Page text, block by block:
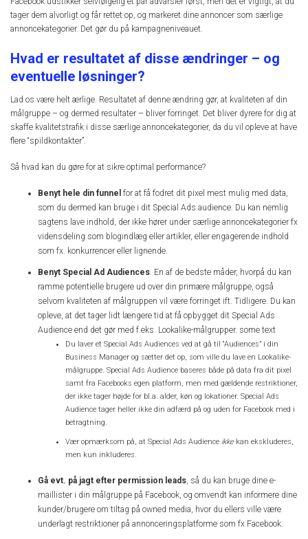
tager dem alvorligt og får rettet op, og markeret dine annoncer som særlige
annoncekategorier. Det gør du på kampagneniveauet.
Hvad er resultatet af disse ændringer – og
eventuelle løsninger?
Lad os være helt ærlige. Resultatet af denne ændring gør, at kvaliteten af din
målgruppe – og dermed resultater – bliver forringet. Det bliver dyrere for dig at
skaffe kvalitetstrafik i disse særlige annoncekategorier, da du vil opleve at have
flere “spildkontakter”.
Så hvad kan du gøre for at sikre optimal performance?
Benyt hele din funnel for at få fodret dit pixel mest mulig med data,
som du dermed kan bruge i dit Special Ads audience. Du kan nemlig
sagtens lave indhold, der ikke hører under særlige annoncekategorier fx
vidensdeling som blogindlæg eller artikler, eller engagerende indhold
som fx. konkurrencer eller lignende.
Benyt Special Ad Audiences . En af de bedste måder, hvorpå du kan
ramme potentielle brugere ud over din primære målgruppe, også
selvom kvaliteten af målgruppen vil være forringet ift. Tidligere. Du kan
opleve, at det tager lidt længere tid at få opbygget dit Special Ads
Audience end det gør med f.eks. Lookalike-målgrupper. some text
Du laver et Special Ads Audiences ved at gå til “Audiences” i din
Business Manager og sætter det op, som ville du lave en Lookalike-
målgruppe. Special Ads Audience baseres både på data fra dit pixel
samt fra Facebooks egen platform, men med gældende restriktioner,
der ikke tager højde for bl.a. alder, køn og lokationer. Special Ads
Audience tager heller ikke din adfærd på og uden for Facebook med i
betragtning.
Vær opmærksom på, at Special Ads Audience ikke kan ekskluderes,
men kun inkluderes.
Gå evt. på jagt efter permission leads, så du kan bruge dine e-
maillister i din målgruppe på Facebook, og omvendt kan informere dine
kunder/brugere om tiltag på owned media, hvor du ellers ville være
underlagt restriktioner på annonceringsplatforme som fx Facebook.